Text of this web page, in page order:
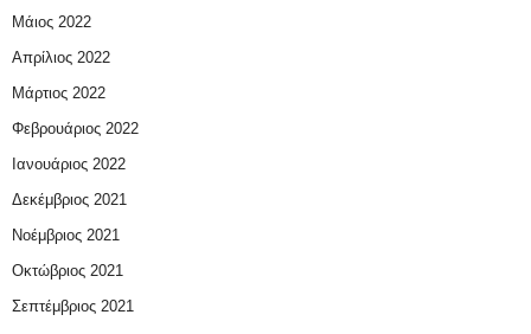
Μάιος 2022
Απρίλιος 2022
Μάρτιος 2022
Φεβρουάριος 2022
Ιανουάριος 2022
Δεκέμβριος 2021
Νοέμβριος 2021
Οκτώβριος 2021
Σεπτέμβριος 2021